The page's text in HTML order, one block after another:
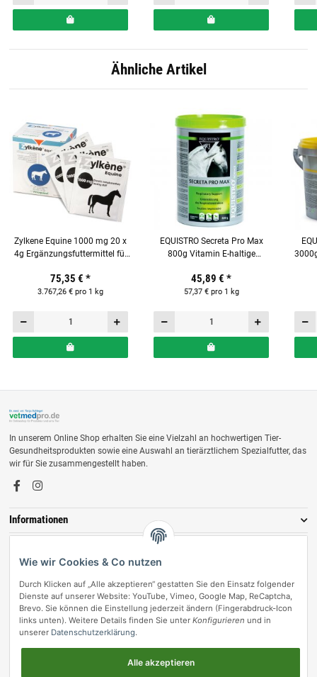
Ähnliche Artikel
Zylkene Equine 1000 mg 20 x
4g Ergänzungsfuttermittel für
75,35 € *
3.767,26 € pro 1 kg
EQUISTRO Secreta Pro Max
800g Vitamin E-haltige
45,89 € *
57,37 € pro 1 kg
In unserem Online Shop erhalten Sie eine Vielzahl an hochwertigen Tier-
Gesundheitsprodukten sowie eine Auswahl an tierärztlichem Spezialfutter, das
wir für Sie zusammengestellt haben.
Informationen
Wie wir Cookies & Co nutzen
Durch Klicken auf „Alle akzeptieren“ gestatten Sie den Einsatz folgender
Dienste auf unserer Website: YouTube, Vimeo, Google Map, ReCaptcha,
Brevo. Sie können die Einstellung jederzeit ändern (Fingerabdruck-Icon
links unten). Weitere Details finden Sie unter Konfigurieren und in
unserer Datenschutzerklärung.
Alle akzeptieren